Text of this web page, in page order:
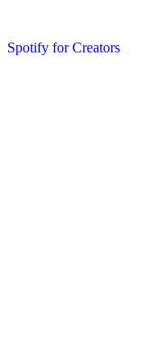
Spotify for Creators